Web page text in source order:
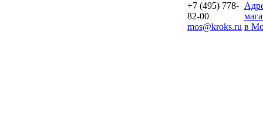
+7 (495) 778-
82-00
mos@kroks.ru в